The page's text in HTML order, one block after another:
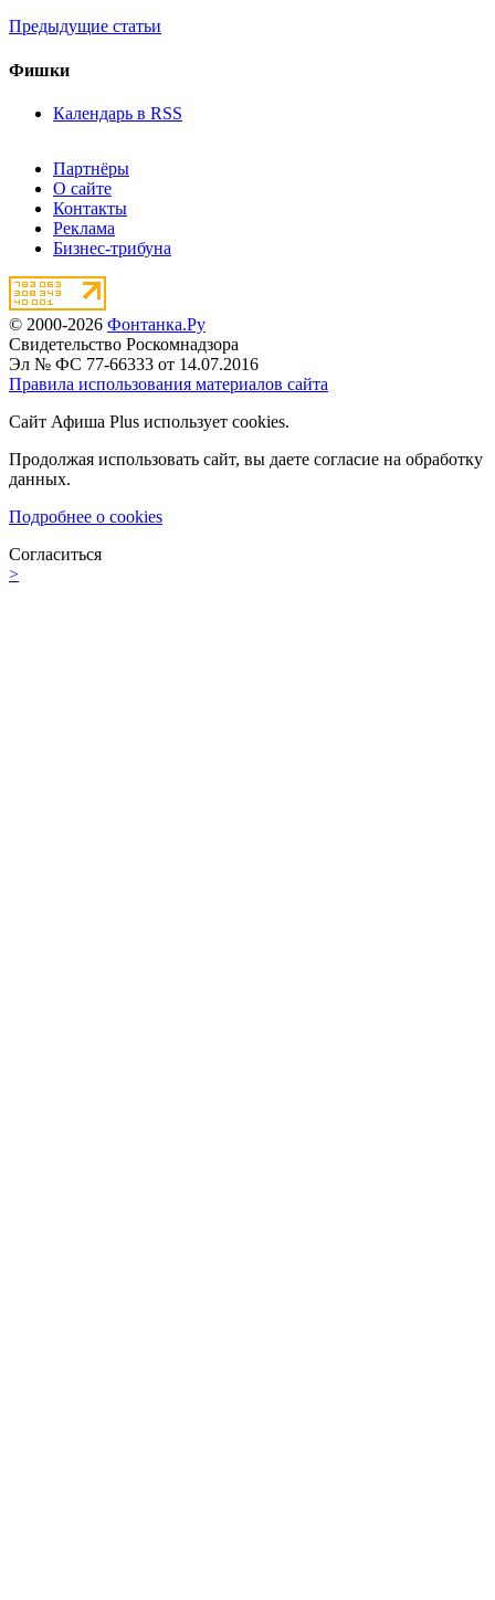
Предыдущие статьи
Фишки
Календарь в RSS
Партнёры
О сайте
Контакты
Реклама
Бизнес-трибуна
© 2000-2026 Фонтанка.Ру
Свидетельство Роскомнадзора
Эл № ФС 77-66333 от 14.07.2016
Правила использования материалов сайта
Сайт Афиша Plus использует cookies.
Продолжая использовать сайт, вы даете согласие на обработку
данных.
Подробнее о cookies
Согласиться
>